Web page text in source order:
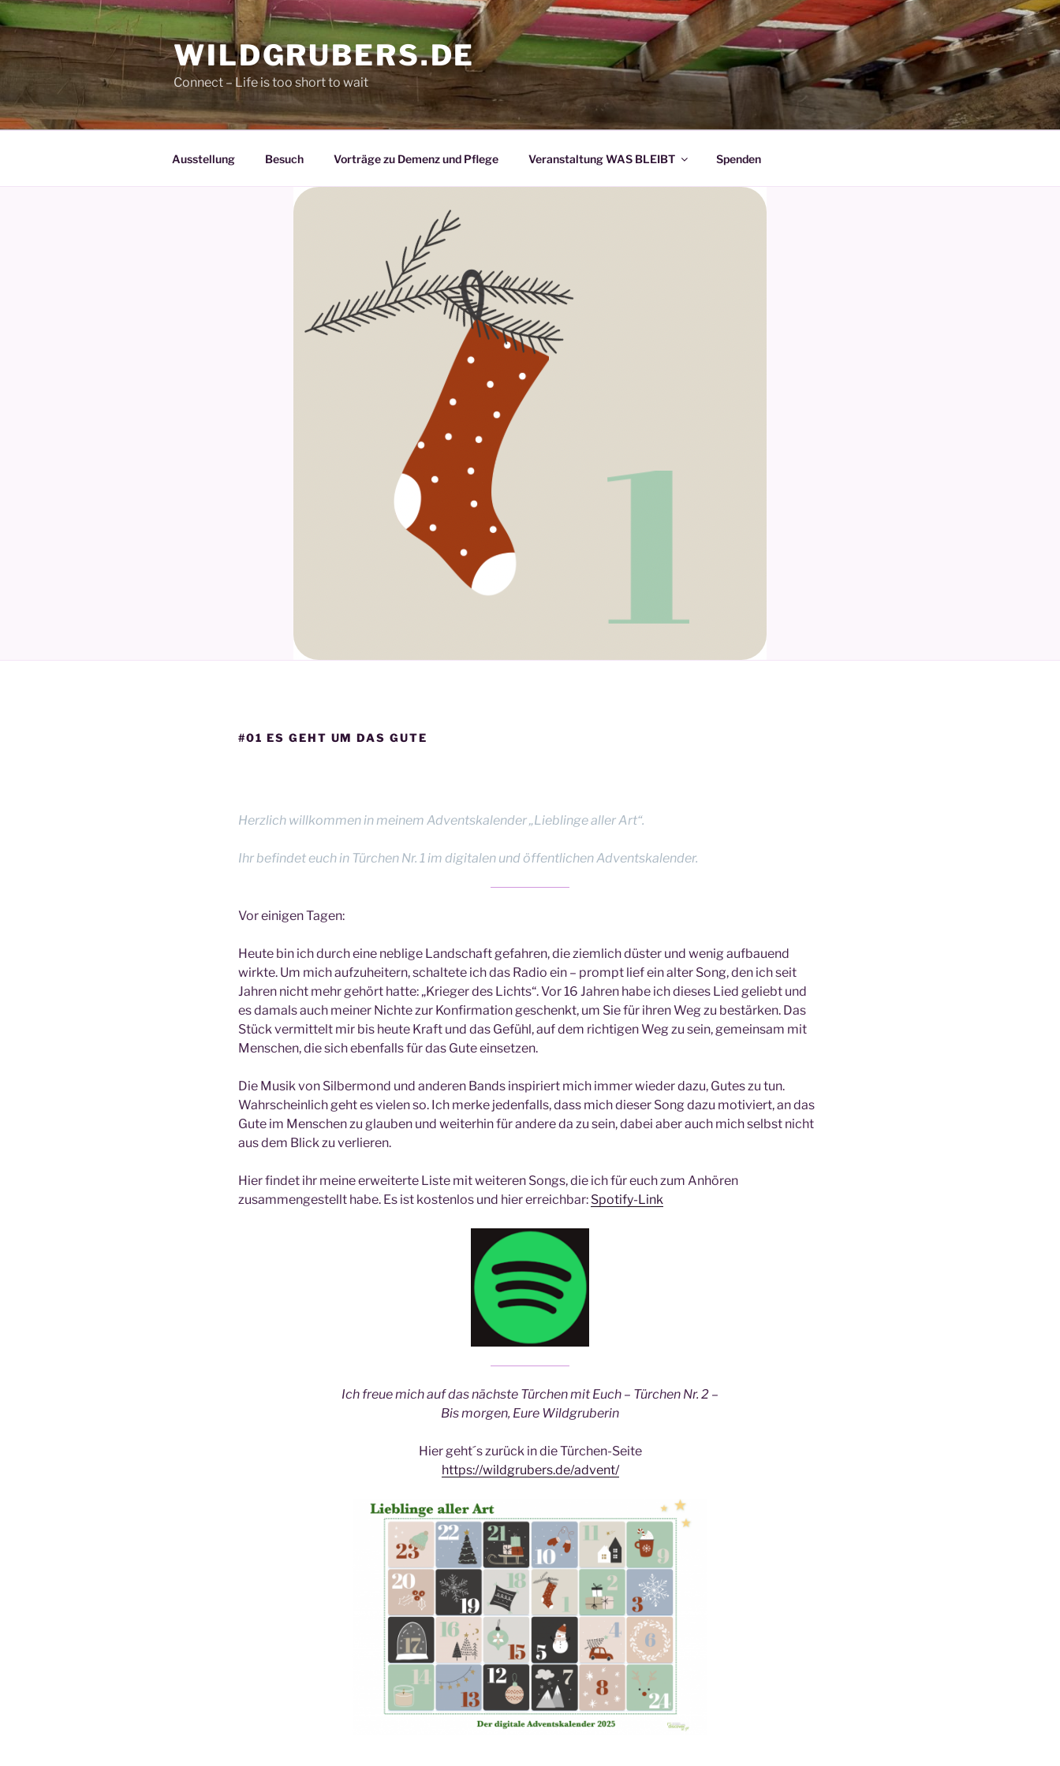
Zum
Inhalt
springen
WILDGRUBERS.DE
Connect – Life is too short to wait
Ausstellung Besuch Vorträge zu Demenz und Pflege Veranstaltung WAS BLEIBT Spenden
#01 ES GEHT UM DAS GUTE
Herzlich willkommen in meinem Adventskalender „Lieblinge aller Art“.
Ihr befindet euch in Türchen Nr. 1 im digitalen und öffentlichen Adventskalender.
Vor einigen Tagen:
Heute bin ich durch eine neblige Landschaft gefahren, die ziemlich düster und wenig aufbauend
wirkte. Um mich aufzuheitern, schaltete ich das Radio ein – prompt lief ein alter Song, den ich seit
Jahren nicht mehr gehört hatte: „Krieger des Lichts“. Vor 16 Jahren habe ich dieses Lied geliebt und
es damals auch meiner Nichte zur Konfirmation geschenkt, um Sie für ihren Weg zu bestärken. Das
Stück vermittelt mir bis heute Kraft und das Gefühl, auf dem richtigen Weg zu sein, gemeinsam mit
Menschen, die sich ebenfalls für das Gute einsetzen.
Die Musik von Silbermond und anderen Bands inspiriert mich immer wieder dazu, Gutes zu tun.
Wahrscheinlich geht es vielen so. Ich merke jedenfalls, dass mich dieser Song dazu motiviert, an das
Gute im Menschen zu glauben und weiterhin für andere da zu sein, dabei aber auch mich selbst nicht
aus dem Blick zu verlieren.
Hier findet ihr meine erweiterte Liste mit weiteren Songs, die ich für euch zum Anhören
zusammengestellt habe. Es ist kostenlos und hier erreichbar: Spotify-Link
Ich freue mich auf das nächste Türchen mit Euch – Türchen Nr. 2 –
Bis morgen, Eure Wildgruberin
Hier geht´s zurück in die Türchen-Seite
https://wildgrubers.de/advent/